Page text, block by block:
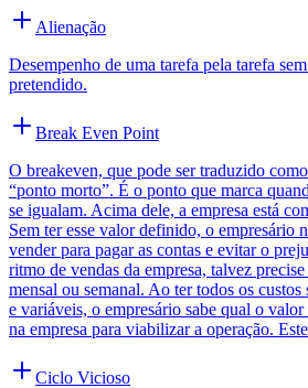
Alienação
Desempenho de uma tarefa pela tarefa
pretendido.
Break Even Point
O breakeven, que pode ser traduzido
“ponto morto”. É o ponto que marca
se igualam. Acima dele, a empresa está
Sem ter esse valor definido, o empresário
vender para pagar as contas e evitar o
ritmo de vendas da empresa, talvez
mensal ou semanal. Ao ter todos os
e variáveis, o empresário sabe qual o
na empresa para viabilizar a operação.
Ciclo Vicioso